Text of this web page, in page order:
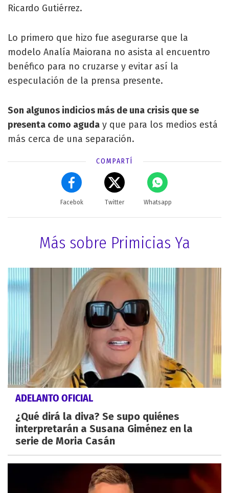
Ricardo Gutiérrez.
Lo primero que hizo fue asegurarse que la
modelo Analía Maiorana no asista al encuentro
benéfico para no cruzarse y evitar así la
especulación de la prensa presente.
Son algunos indicios más de una crisis que se
presenta como aguda y que para los medios está
más cerca de una separación.
COMPARTÍ
Facebok Twitter Whatsapp
Más sobre Primicias Ya
ADELANTO OFICIAL
¿Qué dirá la diva? Se supo quiénes
interpretarán a Susana Giménez en la
serie de Moria Casán